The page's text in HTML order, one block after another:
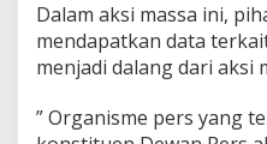
Dalam aksi massa ini,
mendapatkan data
menjadi dalang dari aksi
” Organisme pers yang